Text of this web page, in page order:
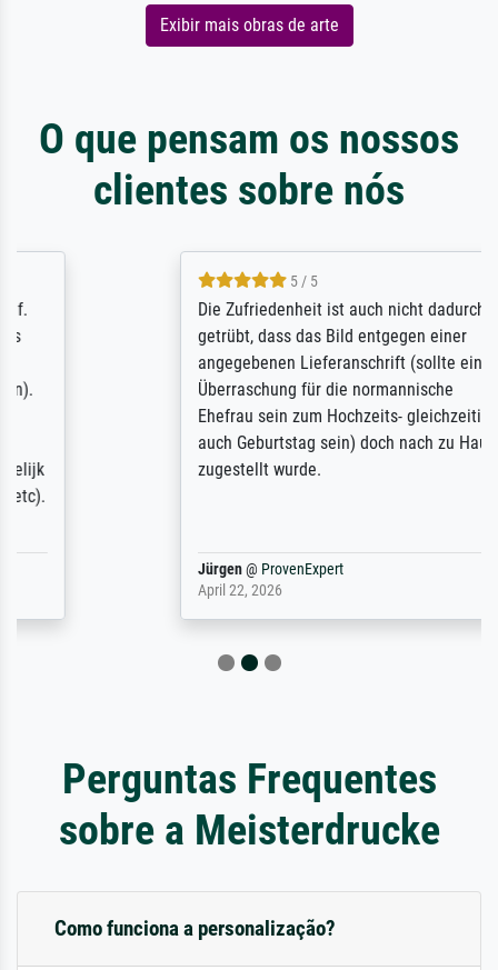
Exibir mais obras de arte
O que pensam os nossos
clientes sobre nós
5 / 5
Die Zufriedenheit ist auch nicht dadurch
getrübt, dass das Bild entgegen einer
angegebenen Lieferanschrift (sollte eine
Überraschung für die normannische
Ehefrau sein zum Hochzeits- gleichzeitig
auch Geburtstag sein) doch nach zu Hause
zugestellt wurde.
ProvenExpert
Perguntas Frequentes
sobre a Meisterdrucke
Como funciona a personalização?